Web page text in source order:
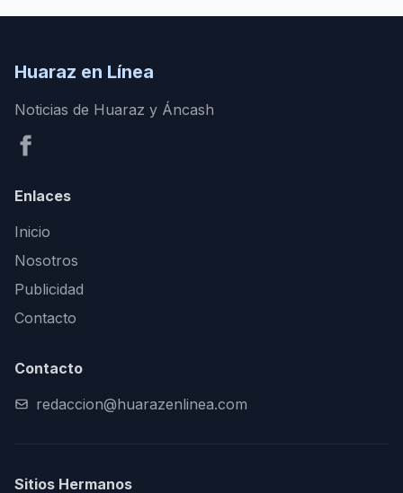
Huaraz en Línea
Noticias de Huaraz y Áncash
Enlaces
Inicio
Nosotros
Publicidad
Contacto
Contacto
redaccion@huarazenlinea.com
Sitios Hermanos